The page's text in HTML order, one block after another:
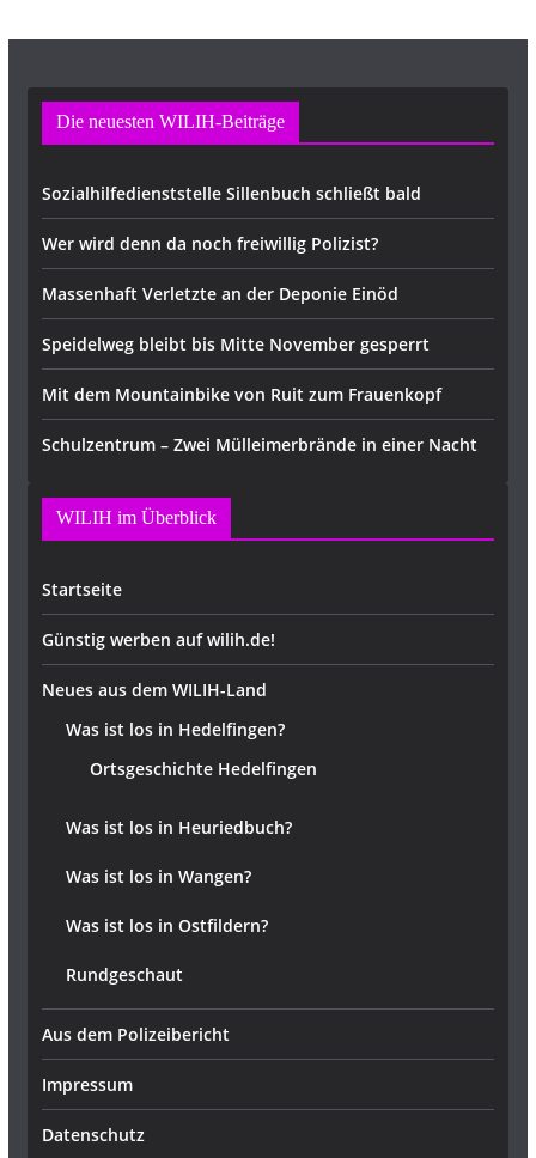
Die neuesten WILIH-Beiträge
Sozialhilfedienststelle Sillenbuch schließt bald
Wer wird denn da noch freiwillig Polizist?
Massenhaft Verletzte an der Deponie Einöd
Speidelweg bleibt bis Mitte November gesperrt
Mit dem Mountainbike von Ruit zum Frauenkopf
Schulzentrum – Zwei Mülleimerbrände in einer Nacht
WILIH im Überblick
Startseite
Günstig werben auf wilih.de!
Neues aus dem WILIH-Land
Was ist los in Hedelfingen?
Ortsgeschichte Hedelfingen
Was ist los in Heuriedbuch?
Was ist los in Wangen?
Was ist los in Ostfildern?
Rundgeschaut
Aus dem Polizeibericht
Impressum
Datenschutz